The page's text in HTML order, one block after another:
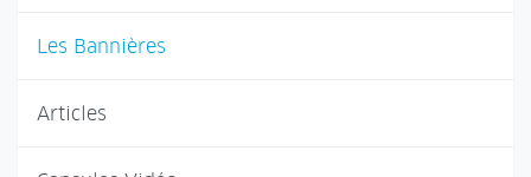
Les Bannières
Articles